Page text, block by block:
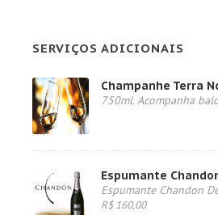
SERVIÇOS ADICIONAIS
Champanhe Terra
750ml. Acompanha
Espumante
Espumante Chandon
R$ 160,00